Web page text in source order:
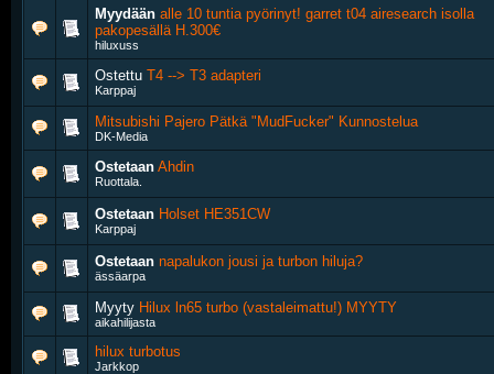
Myydään alle 10 tuntia pyörinyt! garret t04 airesearch isolla
pakopesällä H.300€
hiluxuss
Ostettu T4 --> T3 adapteri
Karppaj
Mitsubishi Pajero Pätkä "MudFucker" Kunnostelua
DK-Media
Ostetaan Ahdin
Ruottala.
Ostetaan Holset HE351CW
Karppaj
Ostetaan napalukon jousi ja turbon hiluja?
ässäarpa
Myyty Hilux ln65 turbo (vastaleimattu!) MYYTY
aikahilijasta
hilux turbotus
Jarkkop